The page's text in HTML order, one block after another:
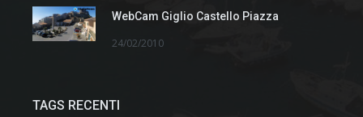
WebCam Giglio Castello Piazza
24/02/2010
TAGS RECENTI